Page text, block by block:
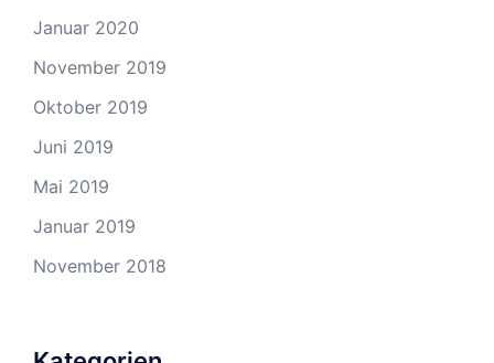
Januar 2020
November 2019
Oktober 2019
Juni 2019
Mai 2019
Januar 2019
November 2018